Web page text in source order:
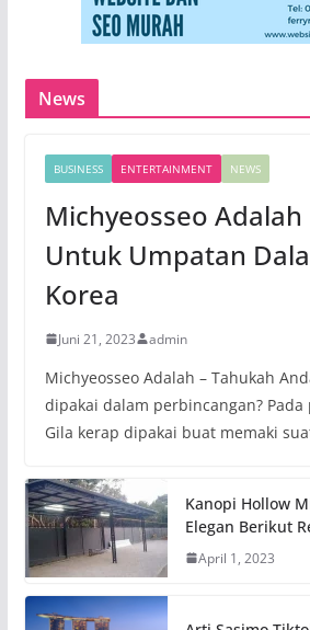
News
BUSINESS ENTERTAINMENT NEWS
Michyeosseo Adalah
Untuk Umpatan
Korea
Juni 21, 2023 admin
Michyeosseo Adalah – Tahukah
dipakai dalam perbincangan?
Gila kerap dipakai buat memaki
Kanopi Hollow
Elegan Berikut
April 1, 2023